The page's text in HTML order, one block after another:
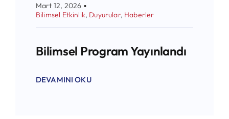
Mart 12, 2026 ▪
Bilimsel Etkinlik, Duyurular, Haberler
Bilimsel Program Yayınlandı
DEVAMINI OKU